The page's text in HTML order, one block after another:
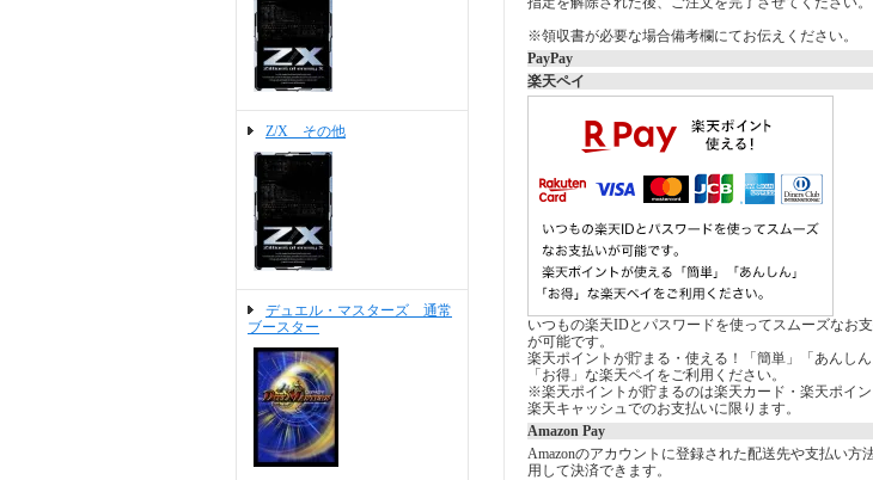
Z/X その他
デュエル・マスターズ 通常
ブースター
※領収書が必要な場合備考欄にてお伝えください。
PayPay
楽天ペイ
いつもの楽天IDとパスワードを使ってスムーズなお
が可能です。
楽天ポイントが貯まる・使える！「簡単」「あんしん
「お得」な楽天ペイをご利用ください。
※楽天ポイントが貯まるのは楽天カード・楽天ポイン
楽天キャッシュでのお支払いに限ります。
Amazon Pay
Amazonのアカウントに登録された配送先や支払い方
用して決済できます。